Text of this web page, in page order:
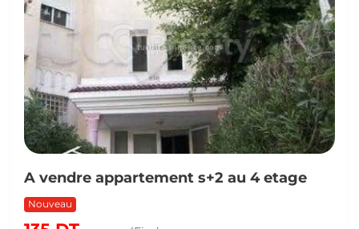
appartement s+2 au 4 etage